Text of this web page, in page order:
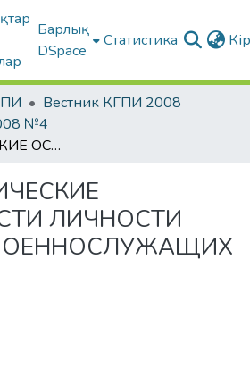
Барлық
DSpace
Статистика
Вестник КГПИ 2008
№4
ПСИХОЛОГИЧЕСКИЕ ОСОБЕННОСТИ ЛИЧНОСТИ ЖЕНЩИН–ВОЕННОСЛУЖАЩИХ
ЛИЧНОСТИ